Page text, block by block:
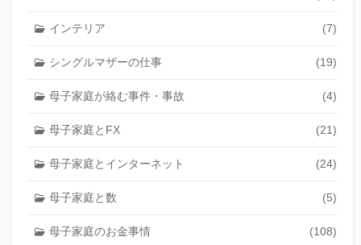
インテリア (7)
シングルマザーの仕事 (19)
母子家庭が絡む事件・事故 (4)
母子家庭とFX (21)
母子家庭とインターネット (24)
母子家庭と数 (5)
母子家庭のお金事情 (108)